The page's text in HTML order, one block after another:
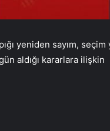
yeniden sayım, seçim
aldığı kararlara ilişkin